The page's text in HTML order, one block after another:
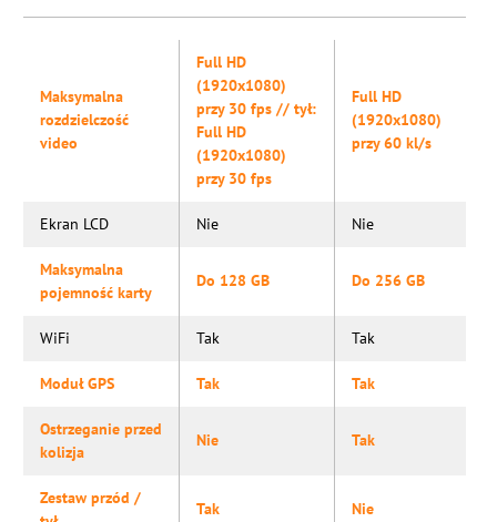
Maksymalna
rozdzielczość
video
Full HD
(1920x1080)
przy 30 fps // tył:
Full HD
(1920x1080)
przy 30 fps
Full HD
(1920x1080)
przy 60 kl/s
Ekran LCD Nie Nie
Maksymalna
pojemność karty
Do 128 GB Do 256 GB
WiFi Tak Tak
Moduł GPS Tak Tak
Ostrzeganie przed
kolizja
Nie Tak
Zestaw przód /
Tak Nie